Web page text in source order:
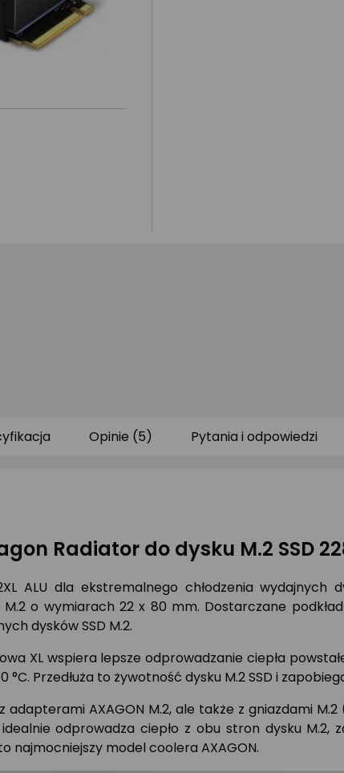
Opinie (5) Pytania i odpowiedzi
Radiator do dysku M.2 SSD
ALU dla ekstremalnego chłodzenia wydajnych
o wymiarach 22 x 80 mm. Dostarczane
dysków SSD M.2.
XL wspiera lepsze odprowadzanie ciepła
Przedłuża to żywotność dysku M.2 SSD i
AXAGON M.2, ale także z gniazdami
odprowadza ciepło z obu stron dysku M.2,
najmocniejszy model coolera AXAGON.